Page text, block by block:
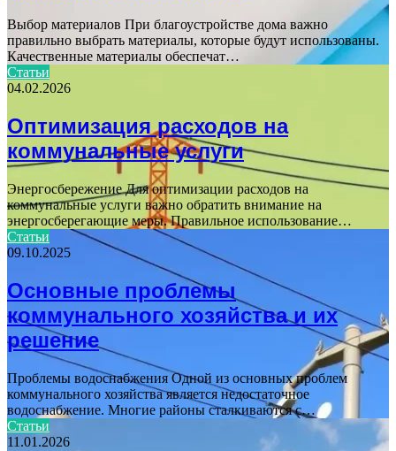
Выбор материалов При благоустройстве дома важно
правильно выбрать материалы, которые будут использованы.
Качественные материалы обеспечат…
Статьи
04.02.2026
Оптимизация расходов на
коммунальные услуги
Энергосбережение Для оптимизации расходов на
коммунальные услуги важно обратить внимание на
энергосберегающие меры. Правильное использование…
Статьи
09.10.2025
Основные проблемы
коммунального хозяйства и их
решение
Проблемы водоснабжения Одной из основных проблем
коммунального хозяйства является недостаточное
водоснабжение. Многие районы сталкиваются с…
Статьи
11.01.2026